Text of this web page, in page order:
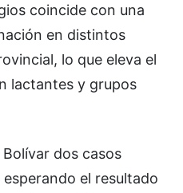
coincide con una
en distintos
lo que eleva el
lactantes y grupos
dos casos
el resultado